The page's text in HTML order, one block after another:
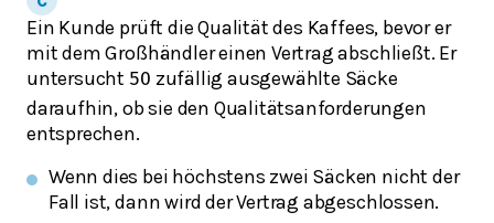
Ein Kunde prüft die Qualität des Kaffees, bevor er
mit dem Großhändler einen Vertrag abschließt. Er
untersucht 50 zufällig ausgewählte Säcke
daraufhin, ob sie den Qualitätsanforderungen
entsprechen.
Wenn dies bei höchstens zwei Säcken nicht der
Fall ist, dann wird der Vertrag abgeschlossen.